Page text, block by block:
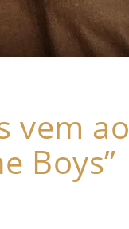
vem ao
Boys”